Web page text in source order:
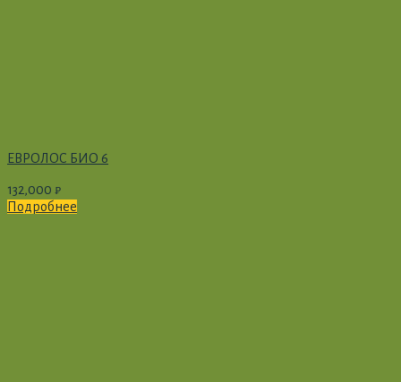
ЕВРОЛОС БИО 6
132,000 ₽
Подробнее